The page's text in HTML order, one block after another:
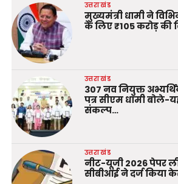
उत्तराखंड
मुख्यमंत्री धामी ने
के लिए ₹105 करोड़ की
उत्तराखंड
307 नव नियुक्त
पत्र सीएम धामी बोले-
संकल्प…
उत्तराखंड
नीट-यूजी 2026 पेपर
सीबीआई ने दर्ज किया